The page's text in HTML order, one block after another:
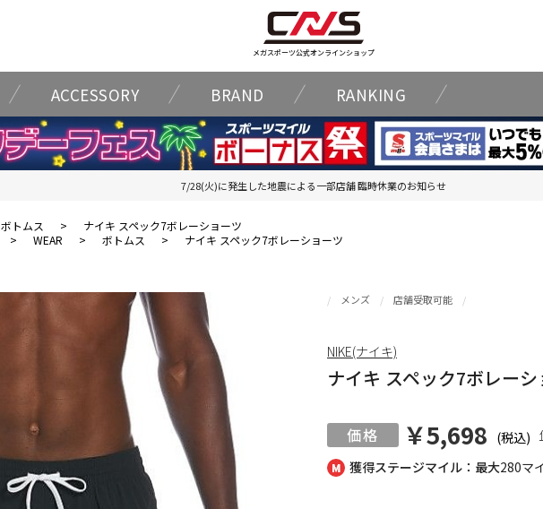
メガスポーツ公式オンラインショップ
ACCESSORY BRAND RANKING
7/28(火)に発生した地震による一部店舗 臨時休業のお知らせ
ボトムス >
ナイキ スペック7ボレーショーツ
> WEAR > ボトムス > ナイキ スペック7ボレーショーツ
獲得ステージマイル：最大280マ
メンズ 店舗受取可能
ナイキ スペック7ボレーシ
￥5,698 (税込)
NIKE(ナイキ)